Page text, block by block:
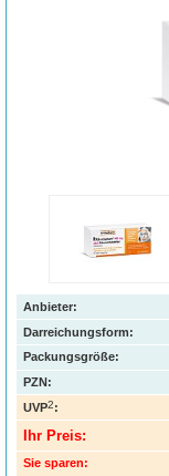
Anbieter:
Darreichungsform:
Packungsgröße:
PZN:
UVP2:
Ihr Preis:
Sie sparen: